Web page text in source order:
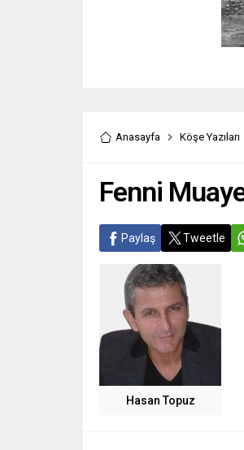
Anasayfa Köşe Yazıları
Fenni
Paylaş Tweetle
Hasan Topuz